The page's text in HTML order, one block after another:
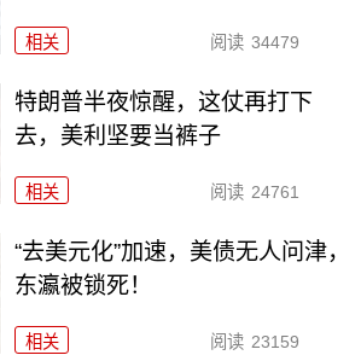
相关 阅读 34479
特朗普半夜惊醒，这仗再打下
去，美利坚要当裤子
相关 阅读 24761
“去美元化”加速，美债无人问津，
东瀛被锁死！
相关 阅读 23159